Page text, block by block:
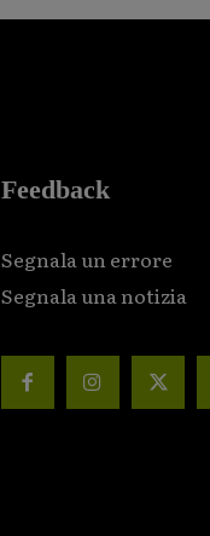
Feedback
Segnala un errore
Segnala una notizia